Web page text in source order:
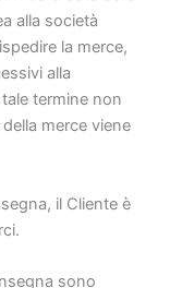
alla società
la merce,
alla
termine non
merce viene
il Cliente è
sono